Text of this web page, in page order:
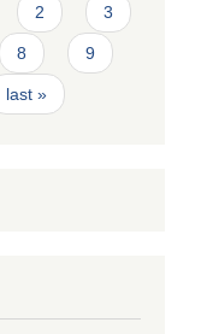
2 3
8 9
last »